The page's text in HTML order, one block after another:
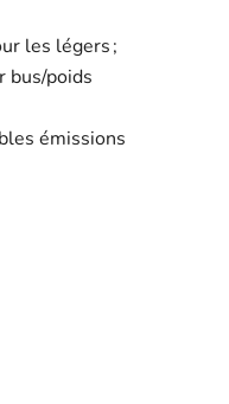
les légers ;
bus/poids
émissions